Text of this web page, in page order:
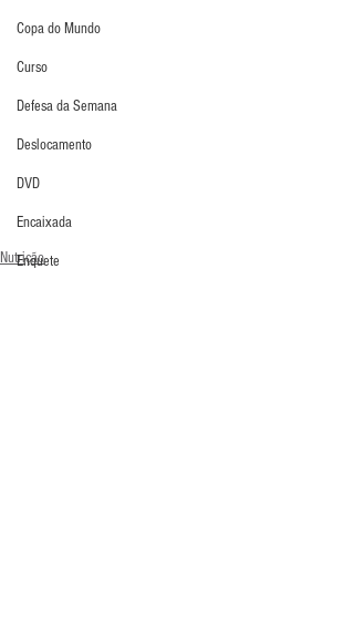
Copa do Mundo
Curso
Defesa da Semana
Deslocamento
DVD
Encaixada
Enquete
Nutrição